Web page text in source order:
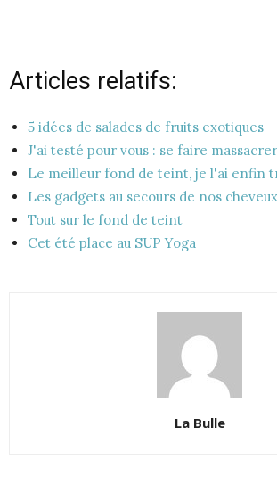
Articles relatifs:
5 idées de salades de fruits exotiques
J'ai testé pour vous : se faire
Le meilleur fond de teint, je l'ai enfin
Les gadgets au secours de nos cheveux
Tout sur le fond de teint
Cet été place au SUP Yoga
La Bulle